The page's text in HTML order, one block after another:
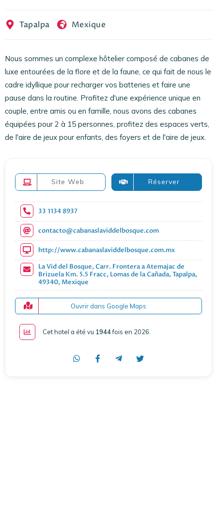
Tapalpa Mexique
Nous sommes un complexe hôtelier composé de cabanes de
luxe entourées de la flore et de la faune, ce qui fait de nous le
cadre idyllique pour recharger vos batteries et faire une
pause dans la routine. Profitez d'une expérience unique en
couple, entre amis ou en famille, nous avons des cabanes
équipées pour 2 à 15 personnes, profitez des espaces verts,
de l'aire de jeux pour enfants, des foyers et de l'aire de jeux.
Site Web Réserver
33 1134 8937
contacto@cabanaslaviddelbosque.com
http://www.cabanaslaviddelbosque.com.mx
La Vid del Bosque, Carr. Frontera a Atemajac de
Brizuela Km. 5.5 Fracc, Lomas de la Cañada, Tapalpa,
49340, Mexique
Ouvrir dans Google Maps
Cet hotel a été vu 1944fois en 2026